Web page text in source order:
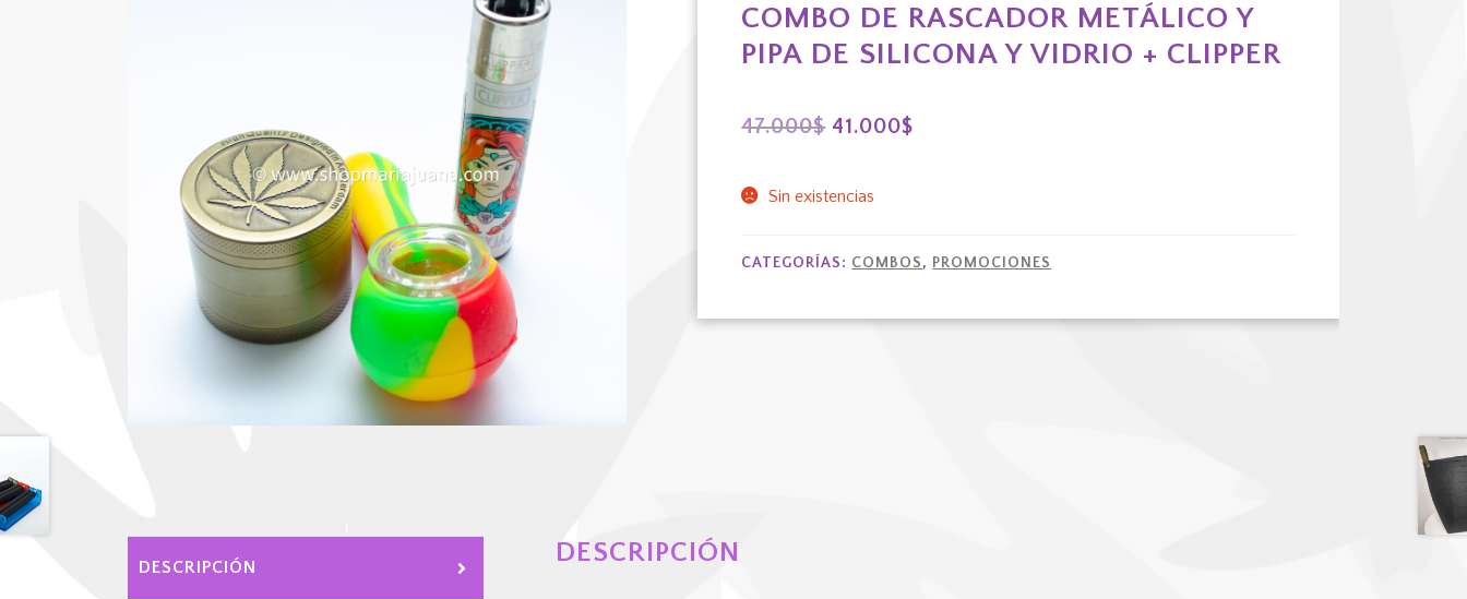
COMBO DE RASCADOR METÁLICO Y
PIPA DE SILICONA Y VIDRIO + CLIPPER
47.000$ El
original
41.000$
Sin existencias
CATEGORÍAS: COMBOS, PROMOCIONES
DESCRIPCIÓN DESCRIPCIÓN